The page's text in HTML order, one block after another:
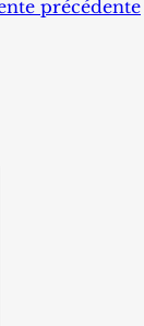
précédente